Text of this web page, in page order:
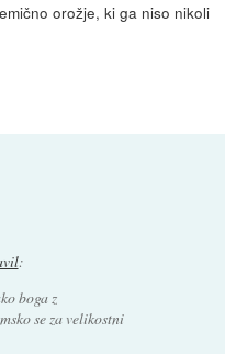
orožje, ki ga niso nikoli
:
boga z
se za velikostni